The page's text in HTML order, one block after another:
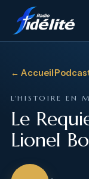
← Accueil·
L'HISTOIRE EN
Le
Lionel